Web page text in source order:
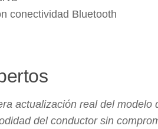
conectividad Bluetooth
actualización real del modelo
del conductor sin